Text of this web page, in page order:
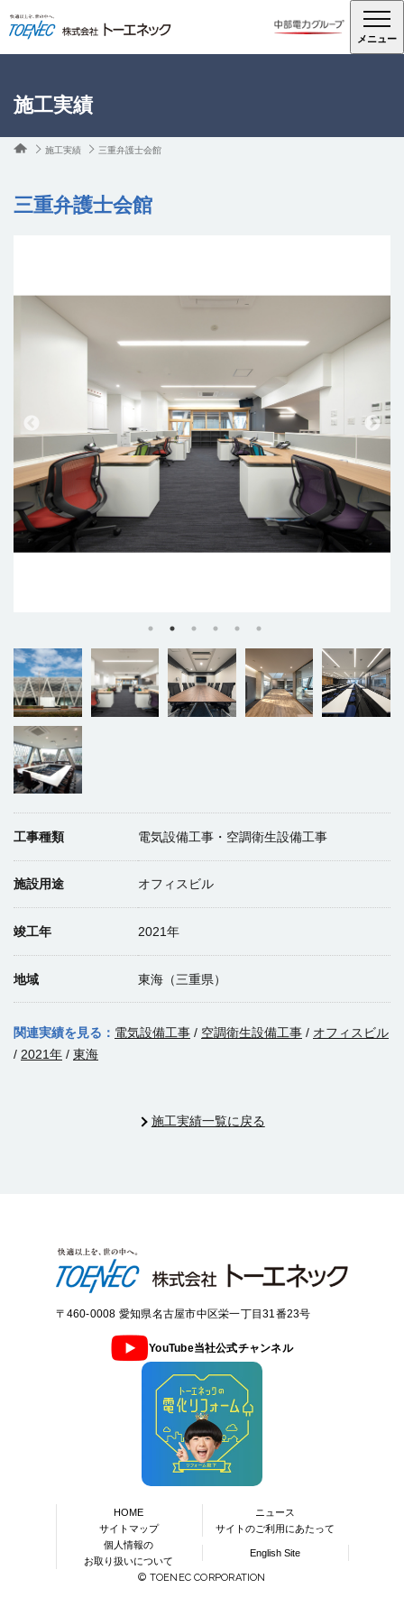
メニュー
施工実績
施工実績 三重弁護士会館
三重弁護士会館
工事種類 電気設備工事・空調衛生設備工事
施設用途 オフィスビル
竣工年 2021年
地域 東海（三重県）
関連実績を見る： 電気設備工事 / 空調衛生設備工事 / オフィスビル
/ 2021年 / 東海
施工実績一覧に戻る
〒460-0008 愛知県名古屋市中区栄一丁目31番23号
YouTube当社公式チャンネル
© TOENEC CORPORATION
HOME
ニュース
サイトマップ
サイトのご利用にあたって
個人情報の
お取り扱いについて
English Site